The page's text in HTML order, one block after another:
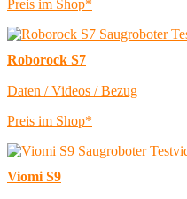
Preis im Shop*
Roborock S7
Daten / Videos / Bezug
Preis im Shop*
Viomi S9